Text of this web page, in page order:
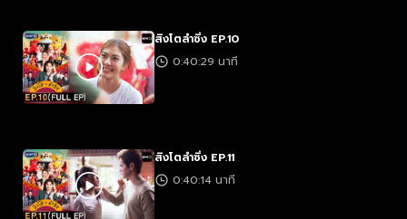
สิงโตลำซิ่ง EP.10
0:40:29 นาที
สิงโตลำซิ่ง EP.11
0:40:14 นาที